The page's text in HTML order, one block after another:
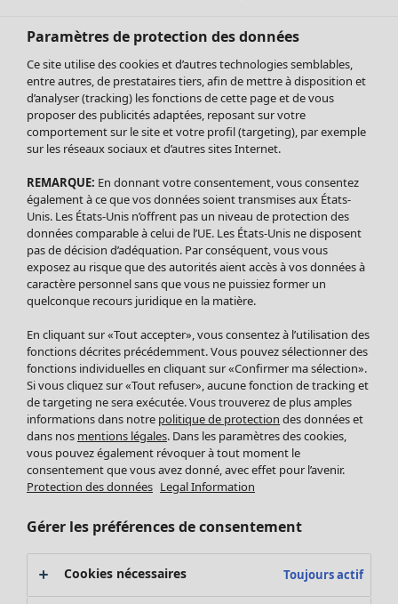
Soldes Vêtements
Tous les vêtements
Robes
Tuniques
Blouses
Tops
Gilets
Pantalon
Jupes
Leggings et collants
Accessoires
Chaussures
Vêtements de bain
Basics
Soldes Mobilier
Bonnes affaires déco
Décoration
Textiles
Tapis
Éponge
Paramètres de protection des données
Ce site utilise des cookies et d’autres technologies semblables,
entre autres, de prestataires tiers, afin de mettre à disposition et
d’analyser (tracking) les fonctions de cette page et de vous
proposer des publicités adaptées, reposant sur votre
comportement sur le site et votre profil (targeting), par exemple
sur les réseaux sociaux et d’autres sites Internet.
REMARQUE: En donnant votre consentement, vous consentez
également à ce que vos données soient transmises aux États-
Unis. Les États-Unis n’offrent pas un niveau de protection des
données comparable à celui de l’UE. Les États-Unis ne disposent
pas de décision d’adéquation. Par conséquent, vous vous
exposez au risque que des autorités aient accès à vos données à
caractère personnel sans que vous ne puissiez former un
quelconque recours juridique en la matière.
En cliquant sur «Tout accepter», vous consentez à l’utilisation des
fonctions décrites précédemment. Vous pouvez sélectionner des
fonctions individuelles en cliquant sur «Confirmer ma sélection».
Si vous cliquez sur «Tout refuser», aucune fonction de tracking et
de targeting ne sera exécutée. Vous trouverez de plus amples
informations dans notre politique de protection des données et
dans nos mentions légales. Dans les paramètres des cookies,
vous pouvez également révoquer à tout moment le
consentement que vous avez donné, avec effet pour l’avenir.
Protection des données Legal Information
Gérer les préférences de consentement
Cookies nécessaires Toujours actif